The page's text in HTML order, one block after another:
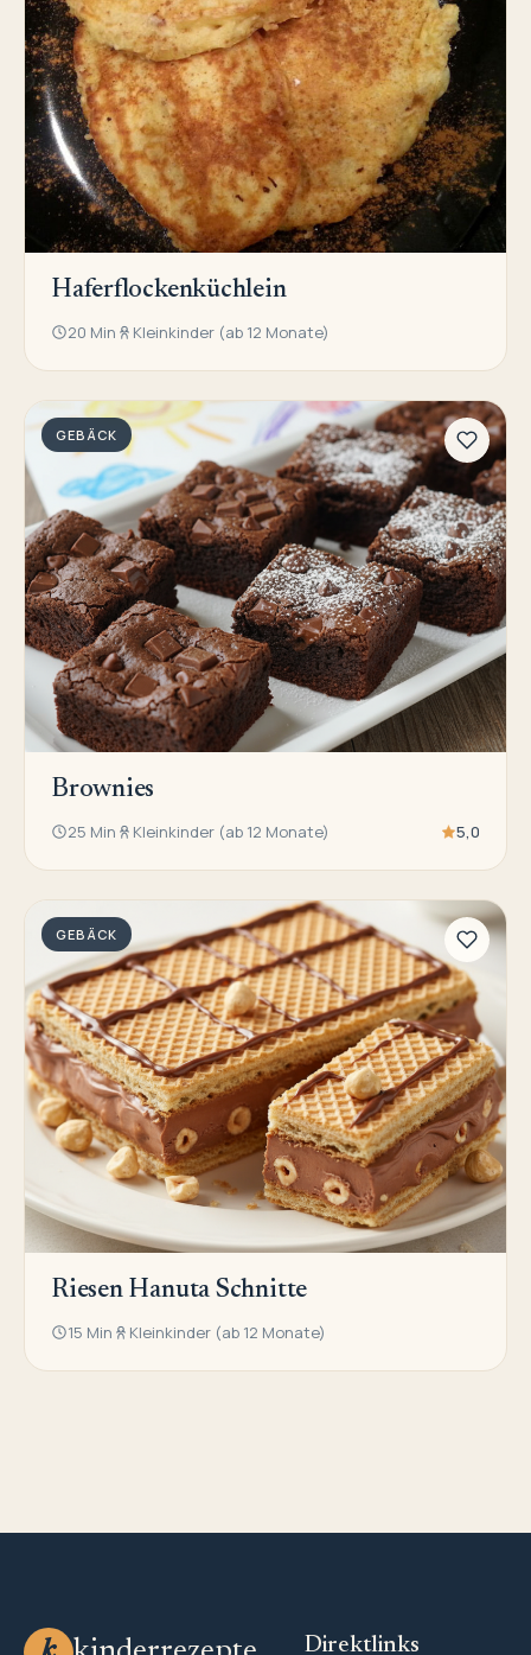
Haferflockenküchlein
20 Min Kleinkinder (ab 12 Monate)
GEBÄCK
Brownies
25 Min Kleinkinder (ab 12 Monate) 5,0
GEBÄCK
Riesen Hanuta Schnitte
15 Min Kleinkinder (ab 12 Monate)
Direktlinks